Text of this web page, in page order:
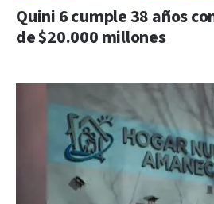
Quini 6 cumple 38 años
de $20.000 millones